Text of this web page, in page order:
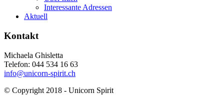
Interessante Adressen
Aktuell
Kontakt
Michaela Ghisletta
Telefon: 044 534 16 63
info@unicorn-spirit.ch
© Copyright 2018 - Unicorn Spirit